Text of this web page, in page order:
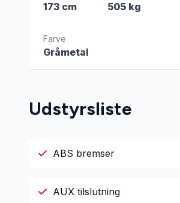
173 cm 505 kg
Farve
Gråmetal
Udstyrsliste
ABS bremser
AUX tilslutning